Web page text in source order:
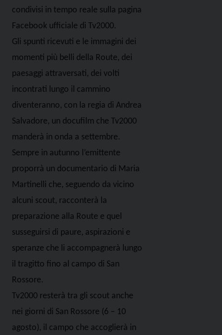
condivisi in tempo reale sulla pagina
Facebook ufficiale di Tv2000.
Gli spunti ricevuti e le immagini dei
momenti più belli della Route, dei
paesaggi attraversati, dei volti
incontrati lungo il cammino
diventeranno, con la regia di Andrea
Salvadore, un docufilm che Tv2000
manderà in onda a settembre.
Sempre in autunno l’emittente
proporrà un documentario di Maria
Martinelli che, seguendo da vicino
alcuni scout, racconterà la
preparazione alla Route e quel
susseguirsi di paure, aspirazioni e
speranze che li accompagnerà lungo
il tragitto fino al campo di San
Rossore.
Tv2000 resterà tra gli scout anche
nei giorni di San Rossore (6 – 10
agosto), il campo che accoglierà in